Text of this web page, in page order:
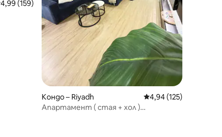
оценка: 4,99 от 5, 159 отзива
4,99 (159)
Кондо – Riyadh Средна оценка: 4,94
4,94 (125)
Апартамент ( стая + хол )